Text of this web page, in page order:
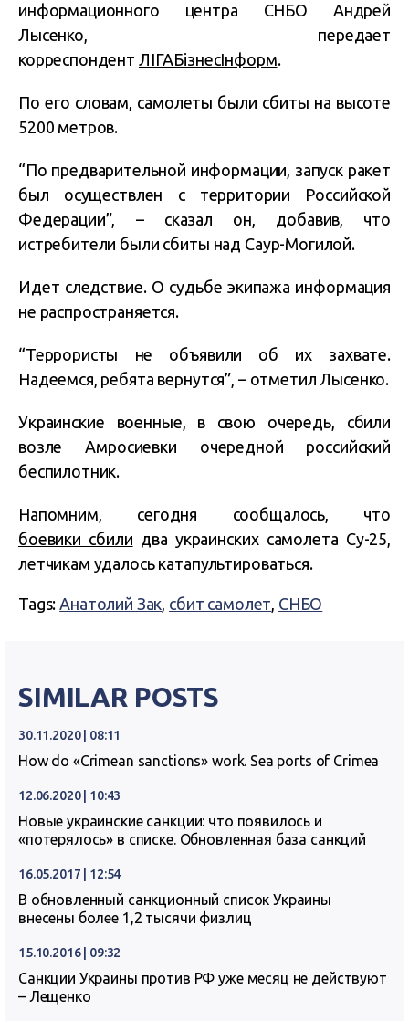
информационного центра СНБО Андрей
Лысенко, передает
корреспондент ЛІГАБізнесІнформ.
По его словам, самолеты были сбиты на высоте
5200 метров.
“По предварительной информации, запуск ракет
был осуществлен с территории Российской
Федерации”, – сказал он, добавив, что
истребители были сбиты над Саур-Могилой.
Идет следствие. О судьбе экипажа информация
не распространяется.
“Террористы не объявили об их захвате.
Надеемся, ребята вернутся”, – отметил Лысенко.
Украинские военные, в свою очередь, сбили
возле Амросиевки очередной российский
беспилотник.
Напомним, сегодня сообщалось, что
боевики сбили два украинских самолета Су-25,
летчикам удалось катапультироваться.
Tags:Анатолий Зак, сбит самолет, СНБО
SIMILAR POSTS
30.11.2020 | 08:11
How do «Crimean sanctions» work. Sea ports of Crimea
12.06.2020 | 10:43
Новые украинские санкции: что появилось и
«потерялось» в списке. Обновленная база санкций
16.05.2017 | 12:54
В обновленный санкционный список Украины
внесены более 1,2 тысячи физлиц
15.10.2016 | 09:32
Санкции Украины против РФ уже месяц не действуют
– Лещенко